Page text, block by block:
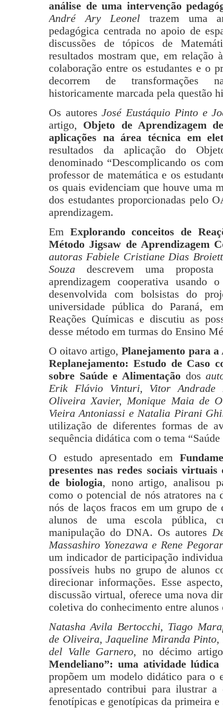
análise de uma intervenção
André Ary Leonel trazem uma
pedagógica centrada no apoio de
discussões de tópicos de
resultados mostram que, em relação
colaboração entre os estudantes e o
decorrem de transformações
historicamente marcada pela questão
Os autoresJosé Eustáquio Pinto e
artigo, Objeto de Aprendizagem
aplicações na área técnica em
resultados da aplicação do
denominado “Descomplicando os
professor de matemática e os
os quais evidenciam que houve uma
dos estudantes proporcionadas pelo
aprendizagem.
Em Explorando conceitos de
Método Jigsaw de Aprendizagem
autoras Fabiele Cristiane Dias
Souza descrevem uma
aprendizagem cooperativa
desenvolvida com bolsistas do
universidade pública do Paraná,
Reações Químicas e discutiu as
desse método em turmas do Ensino
O oitavo artigo,Planejamento para a
Replanejamento: Estudo de Caso
sobre Saúde e Alimentação dos
Erik Flávio Vinturi, Vitor Andrade
Oliveira Xavier, Monique Maia de
Vieira Antoniassi e Natalia Pirani
utilização de diferentes formas de
sequência didática com o tema
O estudo apresentado em
presentes nas redes sociais
de biologia, nono artigo, analisou
como o potencial de nós atratores na
nós de laços fracos em um grupo de
alunos de uma escola pública,
manipulação do DNA. Os autores
Massashiro Yonezawa e Rene
um indicador de participação
possíveis hubs no grupo de alunos
direcionar informações. Esse
discussão virtual, oferece uma nova
coletiva do conhecimento entre alunos
Natasha Avila Bertocchi, Tiago
de Oliveira, Jaqueline Miranda Pinto,
del Valle Garnero, no décimo
Mendeliano”: uma atividade
propõem um modelo didático para o
apresentado contribui para ilustrar a
fenotípicas e genotípicas da primeira